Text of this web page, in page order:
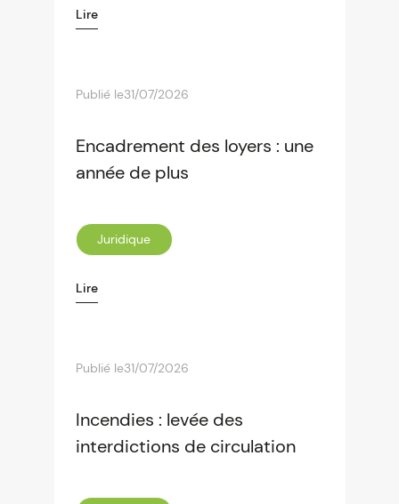
Lire
Publié le31/07/2026
Encadrement des loyers : une
année de plus
Juridique
Lire
Publié le31/07/2026
Incendies : levée des
interdictions de circulation